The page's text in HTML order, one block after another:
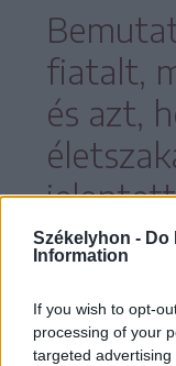
Székelyhon - Do
Information
If you wish to opt-
processing of your
targeted
fiatalt,
és azt,
Ő mind a